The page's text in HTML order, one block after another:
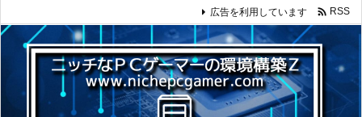
広告を利用しています  RSS